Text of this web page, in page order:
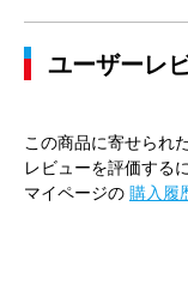
ユーザーレ
この商品に寄せられ
レビューを評価する
マイページの 購入履